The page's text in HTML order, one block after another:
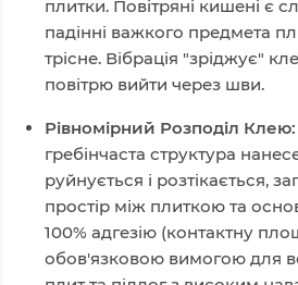
плитки. Повітряні кишені є
падінні важкого предмета
трісне. Вібрація "зріджує"
повітрю вийти через шви.
Рівномірний Розподіл Клею:
гребінчаста структура
руйнується і розтікається,
простір між плиткою та
100% адгезію (контактну
обов'язковою вимогою для